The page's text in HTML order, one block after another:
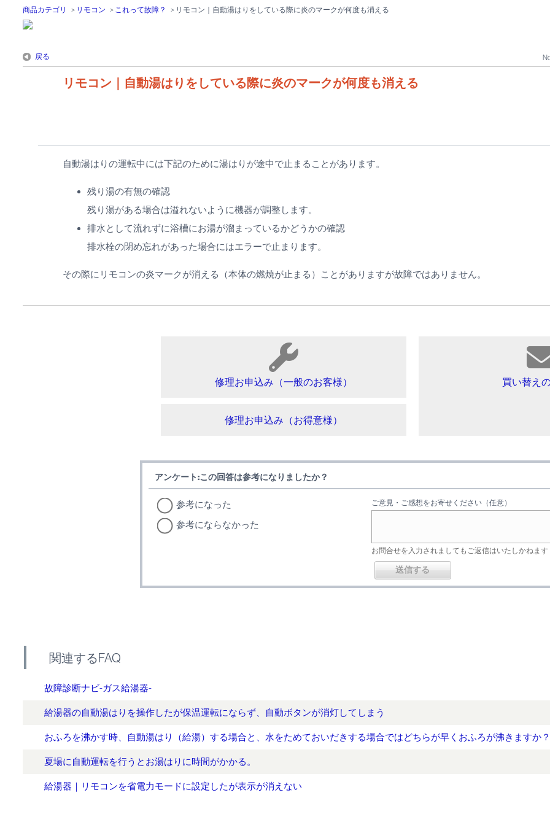
商品カテゴリ > リモコン > これって故障？ > リモコン｜自動湯はりをしている際に炎のマークが何度も消える
戻る
リモコン｜自動湯はりをしている際に炎のマークが何度も消える
自動湯はりの運転中には下記のために湯はりが途中で止まることがあります。
残り湯の有無の確認
残り湯がある場合は溢れないように機器が調整します。
排水として流れずに浴槽にお湯が溜まっているかどうかの確認
排水栓の閉め忘れがあった場合にはエラーで止まります。
その際にリモコンの炎マークが消える（本体の燃焼が止まる）ことがありますが故障ではありません。
修理お申込み（一般のお客様）
修理お申込み（お得意様）
買い替え
アンケート:この回答は参考になりましたか？
参考になった
参考にならなかった
ご意見・ご感想をお寄せください（任意）
お問合せを入力されましてもご返信はいたしかねます
関連するFAQ
故障診断ナビ-ガス給湯器-
給湯器の自動湯はりを操作したが保温運転にならず、自動ボタンが消灯してしまう
おふろを沸かす時、自動湯はり（給湯）する場合と、水をためておいだきする場合ではどちらが早くおふろが沸きますか
夏場に自動運転を行うとお湯はりに時間がかかる。
給湯器｜リモコンを省電力モードに設定したが表示が消えない